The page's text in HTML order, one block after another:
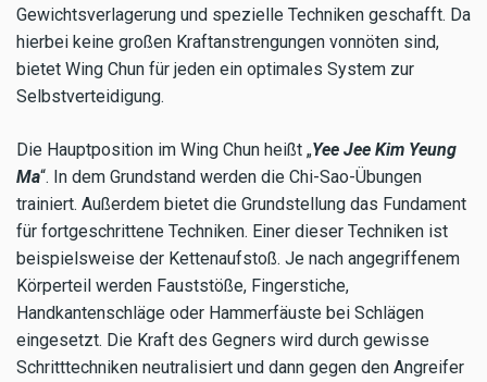
Gewichtsverlagerung und spezielle Techniken geschafft. Da
hierbei keine großen Kraftanstrengungen vonnöten sind,
bietet Wing Chun für jeden ein optimales System zur
Selbstverteidigung.
Die Hauptposition im Wing Chun heißt „Yee Jee Kim Yeung
Ma“. In dem Grundstand werden die Chi-Sao-Übungen
trainiert. Außerdem bietet die Grundstellung das Fundament
für fortgeschrittene Techniken. Einer dieser Techniken ist
beispielsweise der Kettenaufstoß. Je nach angegriffenem
Körperteil werden Fauststöße, Fingerstiche,
Handkantenschläge oder Hammerfäuste bei Schlägen
eingesetzt. Die Kraft des Gegners wird durch gewisse
Schritttechniken neutralisiert und dann gegen den Angreifer